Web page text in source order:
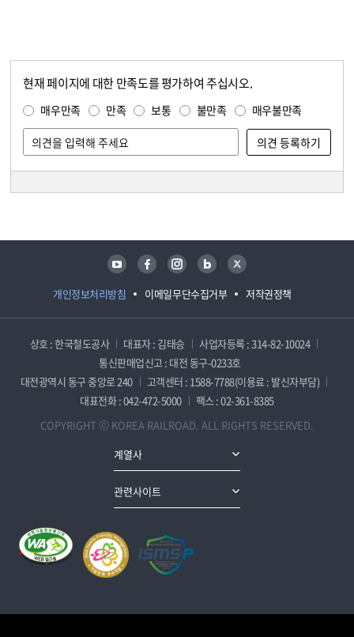
현재 페이지에 대한 만족도를 평가하여 주십시오.
매우만족 만족 보통 불만족 매우불만족
개인정보처리방침 이메일무단수집거부 저작권정책
유튜브 페이스북 인스타그램 블로그 트위터
상호 : 한국철도공사 대표자 : 김태승
사업자등록 : 314-82-10024
통신판매업신고 : 대전 동구-0233호
대전광역시 동구 중앙로 240
고객센터 : 1588-7788(이용료 : 발신자부담)
대표전화 : 042-472-5000
팩스 : 02-361-8385
COPYRIGHT ⓒ KOREA RAILROAD. ALL RIGHTS RESERVED.
계열사
관련사이트